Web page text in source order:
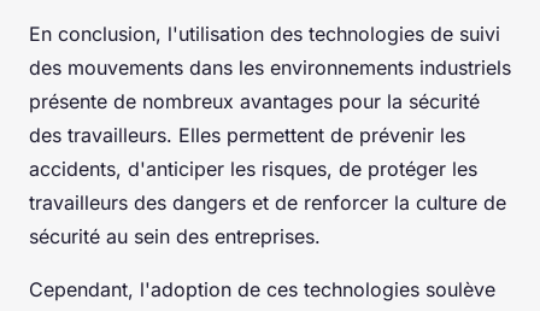
En conclusion, l'utilisation des technologies de suivi
des mouvements dans les environnements industriels
présente de nombreux avantages pour la sécurité
des travailleurs. Elles permettent de prévenir les
accidents, d'anticiper les risques, de protéger les
travailleurs des dangers et de renforcer la culture de
sécurité au sein des entreprises.
Cependant, l'adoption de ces technologies soulève